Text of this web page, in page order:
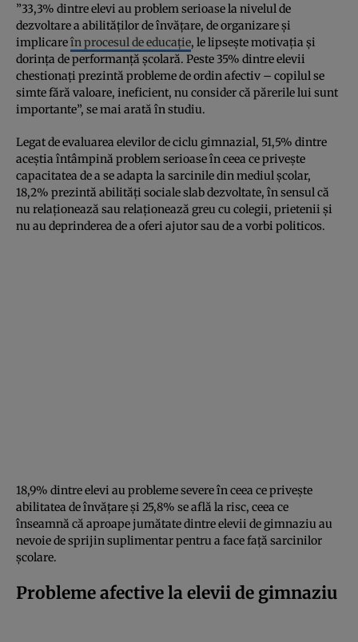
”33,3% dintre elevi au problem serioase la nivelul de
dezvoltare a abilităților de învățare, de organizare și
implicareîn procesul de educație, le lipsește motivația și
dorința de performanță școlară. Peste 35% dintre elevii
chestionați prezintă probleme de ordin afectiv – copilul se
simte fără valoare, ineficient, nu consider că părerile lui sunt
importante”, se mai arată în studiu.
Legat de evaluarea elevilor de ciclu gimnazial, 51,5% dintre
aceștia întâmpină problem serioase în ceea ce privește
capacitatea de a se adapta la sarcinile din mediul școlar,
18,2% prezintă abilități sociale slab dezvoltate, în sensul că
nu relaționează sau relaționează greu cu colegii, prietenii și
nu au deprinderea de a oferi ajutor sau de a vorbi politicos.
18,9% dintre elevi au probleme severe în ceea ce privește
abilitatea de învățare şi 25,8% se află la risc, ceea ce
înseamnă că aproape jumătate dintre elevii de gimnaziu au
nevoie de sprijin suplimentar pentru a face faţă sarcinilor
școlare.
Probleme afective la elevii de gimnaziu